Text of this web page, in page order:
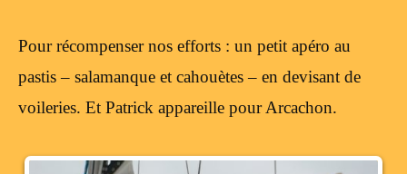
Pour récompenser nos efforts : un petit apéro au
pastis – salamanque et cahouètes – en devisant de
voileries. Et Patrick appareille pour Arcachon.